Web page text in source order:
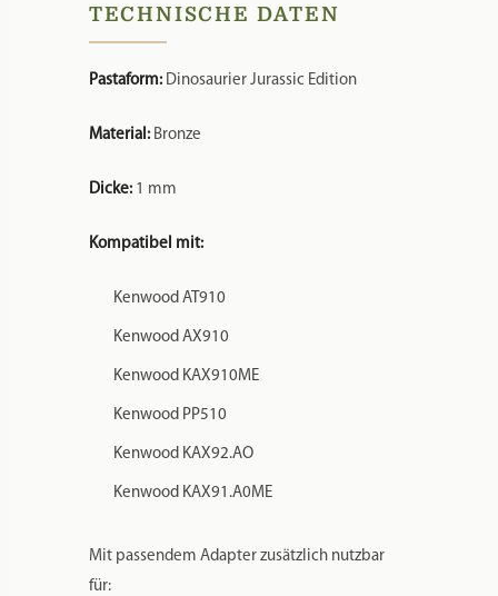
TECHNISCHE DATEN
Pastaform:Dinosaurier Jurassic Edition
Material:Bronze
Dicke:1 mm
Kompatibel mit:
Kenwood AT910
Kenwood AX910
Kenwood KAX910ME
Kenwood PP510
Kenwood KAX92.AO
Kenwood KAX91.A0ME
Mit passendem Adapter zusätzlich nutzbar
für: